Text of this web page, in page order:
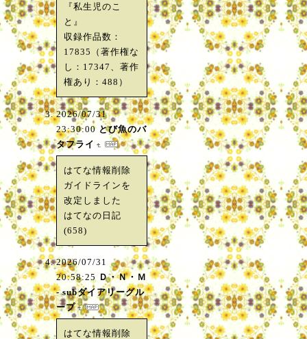
『私生児のこ
と』
収録作品数：
17835（著作権な
し：17347、著作
権あり：488）
2026/07/31
23:30:00 とび魚のバ
タフライ
はてな情報削除
ガイドラインを
改定しました
はてなの日記
(658)
2026/07/31
20:58:25 Ｄ・Ｎ・Ｍ
- subダイアリーグル
ープ
はてな情報削除